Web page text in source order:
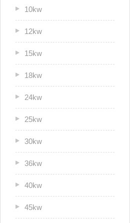
10kw
12kw
15kw
18kw
24kw
25kw
30kw
36kw
40kw
45kw